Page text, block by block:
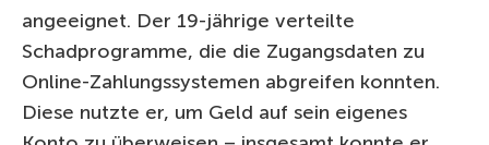
angeeignet. Der 19-jährige verteilte
Schadprogramme, die die Zugangsdaten zu
Online-Zahlungssystemen abgreifen konnten.
Diese nutzte er, um Geld auf sein eigenes